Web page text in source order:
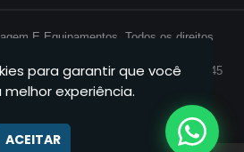
E Equipamentos. Todos os direitos
— CNPJ 35.165.631/0001-45
Privacidade·Mapa do Site
para garantir que você
experiência.
ACEITAR